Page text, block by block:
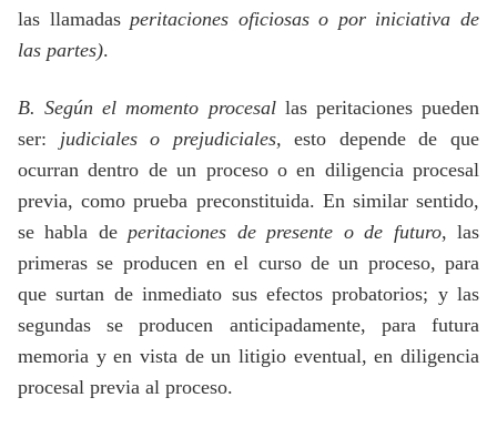
las llamadas peritaciones oficiosas o por iniciativa de
las partes).
B. Según el momento procesal las peritaciones pueden
ser: judiciales o prejudiciales, esto depende de que
ocurran dentro de un proceso o en diligencia procesal
previa, como prueba preconstituida. En similar sentido,
se habla de peritaciones de presente o de futuro, las
primeras se producen en el curso de un proceso, para
que surtan de inmediato sus efectos probatorios; y las
segundas se producen anticipadamente, para futura
memoria y en vista de un litigio eventual, en diligencia
procesal previa al proceso.